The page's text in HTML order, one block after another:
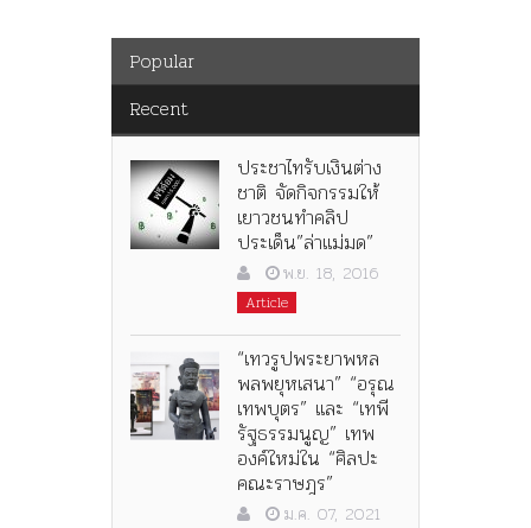
Popular
Recent
ประชาไทรับเงินต่าง
ชาติ จัดกิจกรรมให้
เยาวชนทำคลิป
ประเด็น”ล่าแม่มด”
พ.ย. 18, 2016
Article
“เทวรูปพระยาพหล
พลพยุหเสนา” “อรุณ
เทพบุตร” และ “เทพี
รัฐธรรมนูญ” เทพ
องค์ใหม่ใน “ศิลปะ
คณะราษฎร”
ม.ค. 07, 2021